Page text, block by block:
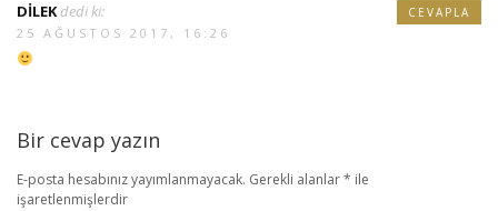
DİLEK dedi ki:
25 AĞUSTOS 2017, 16:26
CEVAPLA
Bir cevap yazın
E-posta hesabınız yayımlanmayacak. Gerekli alanlar* ile
işaretlenmişlerdir